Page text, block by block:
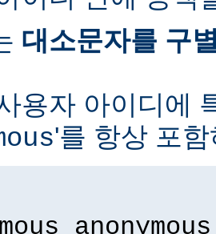
대소문자를 구
용자 아이디에
'를 항상 포